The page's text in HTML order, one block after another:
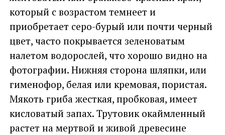
который с возрастом темнеет и
приобретает серо-бурый или почти черный
цвет, часто покрывается зеленоватым
налетом водорослей, что хорошо видно на
фотографии. Нижняя сторона шляпки, или
гименофор, белая или кремовая, пористая.
Мякоть гриба жесткая, пробковая, имеет
кисловатый запах. Трутовик окаймленный
растет на мертвой и живой древесине